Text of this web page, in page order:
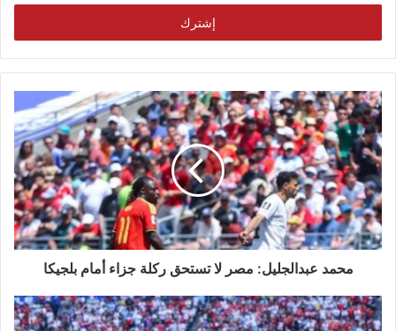
الإلكتروني
محمد عبدالجليل: مصر لا تستحق ركلة جزاء أمام بلجيكا